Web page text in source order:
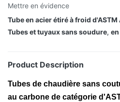
Mettre en évidence
Tube en acier étiré à froid d'ASTM
Tubes et tuyaux sans soudure,
Product Description
Tubes de chaudière sans
au carbone de catégorie